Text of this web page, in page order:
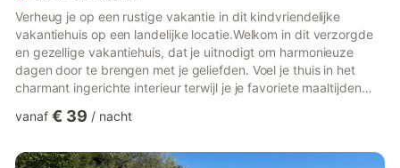
Verheug je op een rustige vakantie in dit kindvriendelijke
vakantiehuis op een landelijke locatie.Welkom in dit verzorgde
en gezellige vakantiehuis, dat je uitnodigt om harmonieuze
dagen door te brengen met je geliefden. Voel je thuis in het
charmant ingerichte interieur terwijl je je favoriete maaltijden
uitnodigende bank. Verheug je op vrolijke spelletjesavonden en
sfeer tijdens een zonnig ontbijt buiten. Laat je kinderen
vanaf € 39 / nacht